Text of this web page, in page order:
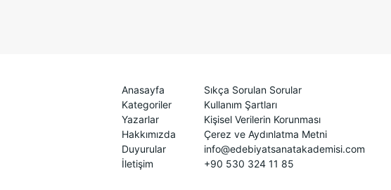
Anasayfa
Kategoriler
Yazarlar
Hakkımızda
Duyurular
İletişim
Sıkça Sorulan Sorular
Kullanım Şartları
Kişisel Verilerin Korunması
Çerez ve Aydınlatma Metni
info@edebiyatsanatakademisi.com
+90 530 324 11 85